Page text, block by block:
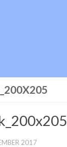
2017